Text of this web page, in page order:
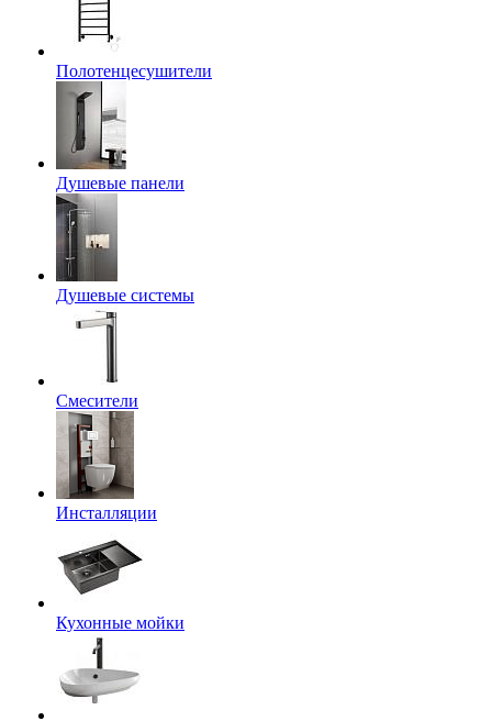
Полотенцесушители
Душевые панели
Душевые системы
Смесители
Инсталляции
Кухонные мойки